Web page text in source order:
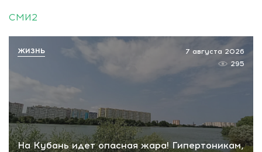
СМИ2
На Кубань идет опасная жара! Гипертоникам,
7 августа 2026
295
ЖИЗНЬ